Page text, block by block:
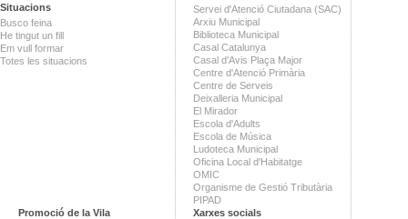
Situacions
Busco feina
He tingut un fill
Em vull formar
Totes les situacions
Servei d'Atenció Ciutadana (SAC)
Arxiu Municipal
Biblioteca Municipal
Casal Catalunya
Casal d'Avis Plaça Major
Centre d'Atenció Primària
Centre de Serveis
Deixalleria Municipal
El Mirador
Escola d'Adults
Escola de Música
Ludoteca Municipal
Oficina Local d'Habitatge
OMIC
Organisme de Gestió Tributària
PIPAD
Promoció de la Vila
Xarxes socials